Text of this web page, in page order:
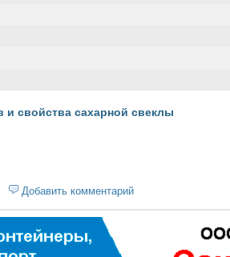
и свойства сахарной свеклы
Добавить комментарий